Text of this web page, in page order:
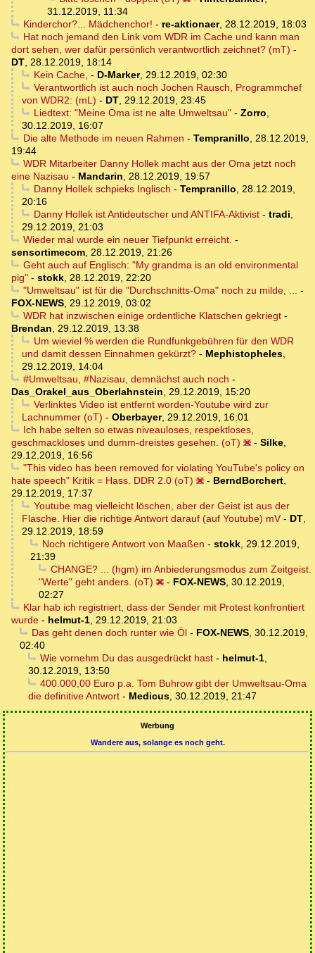
31.12.2019, 11:34
Kinderchor?... Mädchenchor! - re-aktionaer, 28.12.2019, 18:03
Hat noch jemand den Link vom WDR im Cache und kann man
dort sehen, wer dafür persönlich verantwortlich zeichnet? (mT) -
DT 28.12.2019, 18:14
Kein Cache, - D-Marker, 29.12.2019, 02:30
Verantwortlich ist auch noch Jochen Rausch, Programmchef
von WDR2: (mL) - DT 29.12.2019, 23:45
Liedtext: "Meine Oma ist ne alte Umweltsau"- Zorro
30.12.2019, 16:07
Die alte Methode im neuen Rahmen - Tempranillo
28.12.2019,
19:44
WDR Mitarbeiter Danny Hollek macht aus der Oma jetzt noch
eine Nazisau - Mandarin
28.12.2019, 19:57
Danny Hollek schpieks Inglisch - Tempranillo
28.12.2019,
20:16
Danny Hollek ist Antideutscher und ANTIFA-Aktivist- tradi
29.12.2019, 21:03
Wieder mal wurde ein neuer Tiefpunkt erreicht. -
sensortimecom 28.12.2019, 21:26
Geht auch auf Englisch: "My grandma is an old environmental
pig" - stokk 28.12.2019, 22:20
"Umweltsau" ist für die "Durchschnitts-Oma" noch zu milde, ...
-
FOX-NEWS 29.12.2019, 03:02
WDR hat inzwischen einige ordentliche Klatschen gekriegt-
Brendan
29.12.2019, 13:38
Um wieviel % werden die Rundfunkgebühren für den WDR
und damit dessen Einnahmen gekürzt? - Mephistopheles
29.12.2019, 14:04
#Umweltsau, #Nazisau, demnächst auch noch -
Das_Orakel_aus_Oberlahnstein
29.12.2019, 15:20
Verlinktes Video ist entfernt worden-Youtube wird zur
Lachnummer (oT) - Oberbayer, 29.12.2019, 16:01
Ich habe selten so etwas niveauloses, respektloses,
geschmackloses und dumm-dreistes gesehen. (oT)
- Silke
29.12.2019, 16:56
"This video has been removed for violating YouTube's policy on
hate speech" Kritik = Hass. DDR 2.0 (oT)
- BerndBorchert
29.12.2019, 17:37
Youtube mag vielleicht löschen, aber der Geist ist aus der
Flasche. Hier die richtige Antwort darauf (auf Youtube) mV- DT
29.12.2019, 18:59
Noch richtigere Antwort von Maaßen - stokk, 29.12.2019,
21:39
CHANGE? ... (hgm) im Anbiederungsmodus zum Zeitgeist.
"Werte" geht anders. (oT)
- FOX-NEWS 30.12.2019,
02:27
Klar hab ich registriert, dass der Sender mit Protest konfrontiert
wurde - helmut-1 29.12.2019, 21:03
Das geht denen doch runter wie Öl- FOX-NEWS, 30.12.2019,
02:40
Wie vornehm Du das ausgedrückt hast- helmut-1,
30.12.2019, 13:50
400.000,00 Euro p.a. Tom Buhrow gibt der Umweltsau-Oma
die definitive Antwort - Medicus 30.12.2019, 21:47
Werbung
Wandere aus, solange es noch geht.